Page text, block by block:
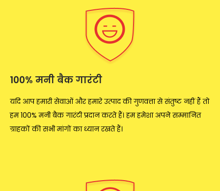
100% मनी बैक गारंटी
यदि आप हमारी सेवाओं और हमारे उत्पाद की गुणवत्ता से संतुष्ट नहीं हैं तो
हम 100% मनी बैक गारंटी प्रदान करते हैं। हम हमेशा अपने सम्मानित
ग्राहकों की सभी मांगों का ध्यान रखते हैं।